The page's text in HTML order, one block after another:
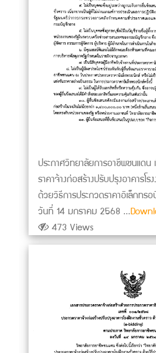
ประกาศวิทยาลัยการอาชีพชนแดน
ราคาจ้างก่อสร้างปรับปรุงอาคารโ
ด้วยวิธีการประกวดราคาอิเล็กท
วันที่ 14 มกราคม 2568 ...
473 Views